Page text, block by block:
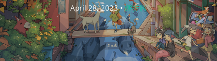
April 28, 2023 •瞎折腾